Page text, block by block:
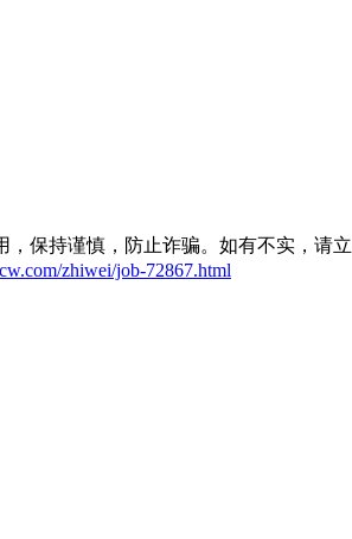
，保持谨慎，防止诈骗。如有不实，请
zhiwei/job-72867.html